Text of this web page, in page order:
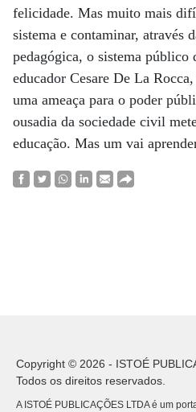
felicidade. Mas muito mais
sistema e contaminar, através
pedagógica, o sistema público
educador Cesare De La
uma ameaça para o poder
ousadia da sociedade civil
educação. Mas um vai
Copyright © 2026 - ISTOÉ
Todos os direitos reservados.
A ISTOÉ PUBLICAÇÕES LTDA é um